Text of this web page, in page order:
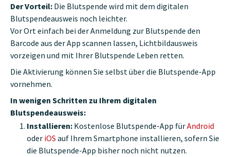
Der Vorteil: Die Blutspende wird mit dem digitalen
Blutspendeausweis noch leichter.
Vor Ort einfach bei der Anmeldung zur Blutspende den
Barcode aus der App scannen lassen, Lichtbildausweis
vorzeigen und mit Ihrer Blutspende Leben retten.
Die Aktivierung können Sie selbst über die Blutspende-App
vornehmen.
In wenigen Schritten zu Ihrem digitalen
Blutspendeausweis:
Installieren: Kostenlose Blutspende-App fürAndroid
oder iOS auf Ihrem Smartphone installieren, sofern Sie
die Blutspende-App bisher noch nicht nutzen.